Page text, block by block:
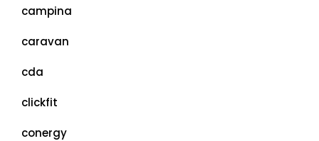
campina
caravan
cda
clickfit
conergy